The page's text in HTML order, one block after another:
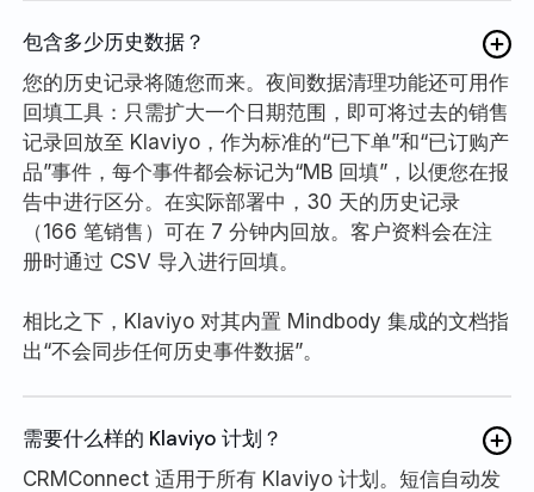
包含多少历史数据？
您的历史记录将随您而来。夜间数据清理功能还可用作
回填工具：只需扩大一个日期范围，即可将过去的销售
记录回放至 Klaviyo，作为标准的“已下单”和“已订购产
品”事件，每个事件都会标记为“MB 回填”，以便您在报
告中进行区分。在实际部署中，30 天的历史记录
（166 笔销售）可在 7 分钟内回放。客户资料会在注
册时通过 CSV 导入进行回填。
相比之下，Klaviyo 对其内置 Mindbody 集成的文档指
出“不会同步任何历史事件数据”。
需要什么样的 Klaviyo 计划？
CRMConnect 适用于所有 Klaviyo 计划。短信自动发